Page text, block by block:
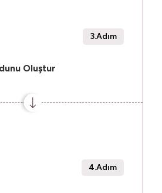
3.Adım
Oluştur
4.Adım